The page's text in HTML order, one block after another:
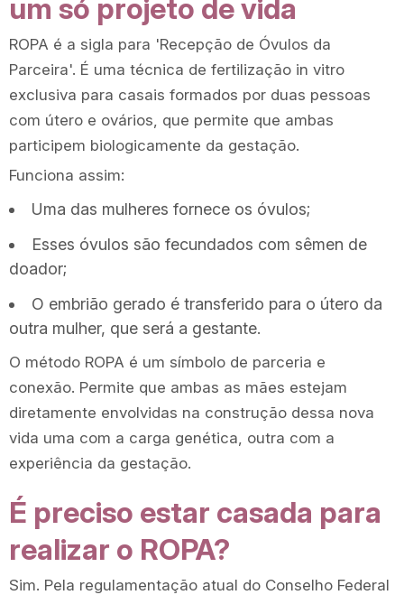
um só projeto de vida
ROPA é a sigla para 'Recepção de Óvulos da
Parceira'. É uma técnica de fertilização in vitro
exclusiva para casais formados por duas pessoas
com útero e ovários, que permite que ambas
participem biologicamente da gestação.
Funciona assim:
Uma das mulheres fornece os óvulos;
Esses óvulos são fecundados com sêmen de
doador;
O embrião gerado é transferido para o útero da
outra mulher, que será a gestante.
O método ROPA é um símbolo de parceria e
conexão. Permite que ambas as mães estejam
diretamente envolvidas na construção dessa nova
vida uma com a carga genética, outra com a
experiência da gestação.
É preciso estar casada para
realizar o ROPA?
Sim. Pela regulamentação atual do Conselho Federal